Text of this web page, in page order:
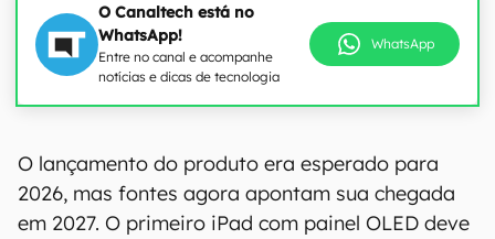
O Canaltech está no
WhatsApp!
Entre no canal e acompanhe
notícias e dicas de tecnologia
WhatsApp